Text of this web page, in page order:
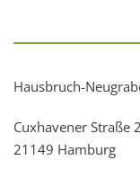
Hausbruch-
Cuxhavener Straße
21149 Hamburg